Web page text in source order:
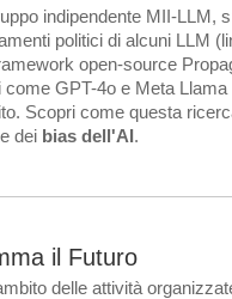
indipendente MII-LLM,
politici di alcuni LLM
open-source
GPT-4o e Meta
Scopri come questa
dei bias dell'AI.
il Futuro
delle attività